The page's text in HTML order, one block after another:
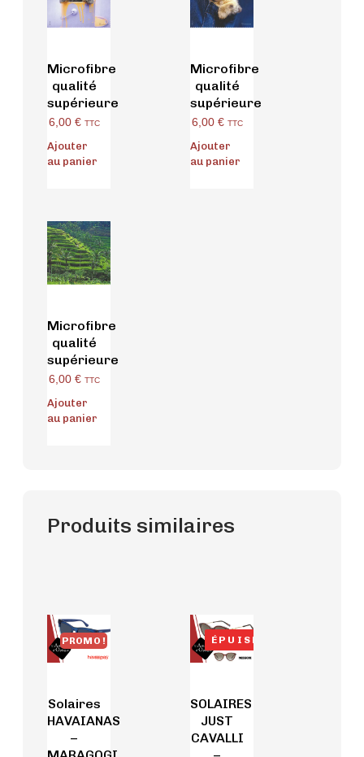
Microfibre
qualité
supérieure
6,00 € TTC
Ajouter
au panier
Microfibre
qualité
supérieure
6,00 € TTC
Ajouter
au panier
Microfibre
qualité
supérieure
6,00 € TTC
Ajouter
au panier
Produits similaires
PROMO !
Solaires
HAVAIANAS
–
ÉPUISÉ
SOLAIRES
JUST
CAVALLI